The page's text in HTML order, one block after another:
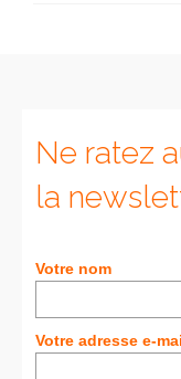
GUIDES FOOD
– Munich
Ne ratez
la
Votre nom
Votre adresse e-